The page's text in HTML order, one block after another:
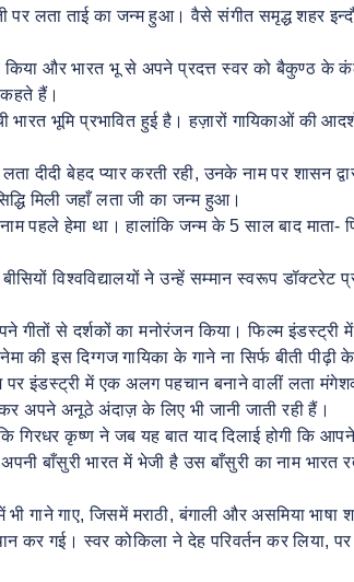
पर लता ताई का जन्म हुआ। वैसे संगीत समृद्ध शहर
किया और भारत भू से अपने प्रदत्त स्वर को बैकुण्ठ के
कहते हैं।
भूमि प्रभावित हुई है। हज़ारों गायिकाओं की
दीदी बेहद प्यार करती रही, उनके नाम पर शासन
मिली जहाँ लता जी का जन्म हुआ।
पहले हेमा था। हालांकि जन्म के 5 साल बाद माता-
विश्वविद्यालयों ने उन्हें सम्मान स्वरूप डॉक्टरेट
से दर्शकों का मनोरंजन किया। फिल्म इंडस्ट्री
की इस दिग्गज गायिका के गाने ना सिर्फ बीती पीढ़ी
इंडस्ट्री में एक अलग पहचान बनाने वालीं लता
अपने अनूठे अंदाज़ के लिए भी जानी जाती रही हैं।
कृष्ण ने जब यह बात याद दिलाई होगी कि आपने
बाँसुरी भारत में भेजी है उस बाँसुरी का नाम भारत
गाने गाए, जिसमें मराठी, बंगाली और असमिया भाषा
गई। स्वर कोकिला ने देह परिवर्तन कर लिया,